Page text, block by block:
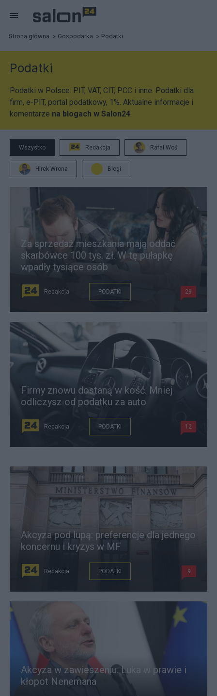
Strona główna Gospodarka Podatki
Podatki
Podatki w Polsce: PIT, VAT, CIT, PCC i inne. Podatki dla
firm, e-PIT, portal podatkowy, 1%. Aktualne informacje i
komentarze na blogach w Salon24.
Wszystko Redakcja Rafał Woś
Hirek Wrona Blogi
Za sprzedaż mieszkania mają oddać
skarbówce 100 tys. zł. W tę pułapkę
wpadły tysiące osób
Redakcja PODATKI 29
Firmy znowu dostaną w kość. Mniej
odliczysz od podatku za auto
Redakcja PODATKI 12
Akcyza pod lupą: preferencje dla jednego
koncernu i kryzys w MF
Redakcja PODATKI 9
Akcyza w zawieszeniu. Luka w prawie i
kłopot Nenemana